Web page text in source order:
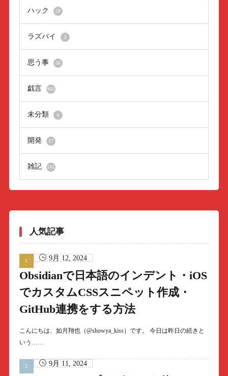
ハック 28
ラズパイ 2
思う事 56
戯言 965
未分類 4
開発 17
雑記 161
人気記事
9月 12, 2024
Obsidianで日本語のインデント・iOS
でカスタムCSSスニペット作成・
GitHub連携をする方法
こんにちは、如月翔也（@showya_kiss）です。 今日は昨日の続きと
いう……
9月 11, 2024